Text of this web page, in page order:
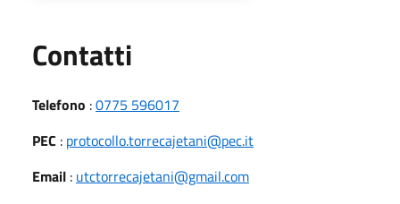
Contatti
Telefono :0775 596017
PEC : protocollo.torrecajetani@pec.it
Email : utctorrecajetani@gmail.com